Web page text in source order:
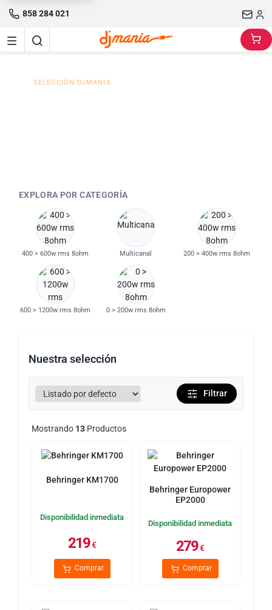
858 284 021
SELECCIÓN DJMANIA
EXPLORA POR CATEGORÍA
400 > 600w rms 8ohm Multicanal 200 > 400w rms 8ohm
600 > 1200w rms 8ohm 0 > 200w rms 8ohm
Nuestra selección
Filtrar
Mostrando 13 Productos
Behringer KM1700
Disponibilidad inmediata
219€
Comprar
Behringer Europower
EP2000
Disponibilidad inmediata
279€
Comprar